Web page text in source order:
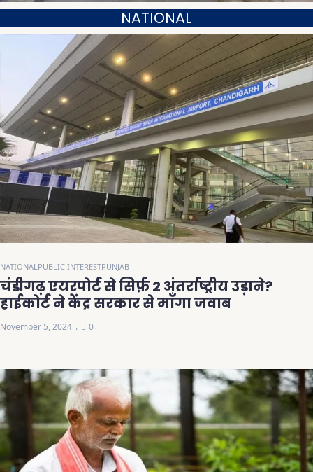
NATIONAL
NATIONALPUBLIC INTERESTPUNJAB
चंडीगढ़ एयरपोर्ट से सिर्फ़ 2 अंतर्राष्ट्रीय उड़ाने?
हाईकोर्ट ने केंद्र सरकार से माँगा जवाब
November 5, 2024 0